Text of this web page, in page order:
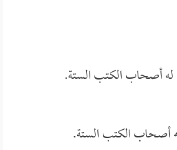
أصحاب الكتب الستة.
أصحاب الكتب الستة.